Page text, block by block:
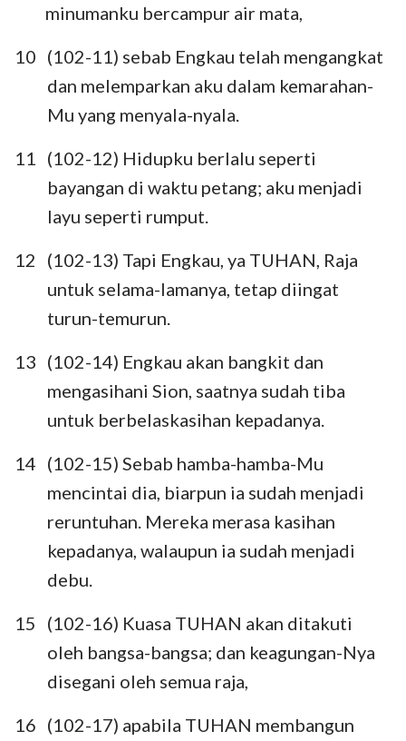
minumanku bercampur air mata,
10 (102-11) sebab Engkau telah mengangkat
dan melemparkan aku dalam kemarahan-
Mu yang menyala-nyala.
11
(102-12) Hidupku berlalu seperti
bayangan di waktu petang; aku menjadi
layu seperti rumput.
12
(102-13) Tapi Engkau, ya TUHAN, Raja
untuk selama-lamanya, tetap diingat
turun-temurun.
13 (102-14) Engkau akan bangkit dan
mengasihani Sion, saatnya sudah tiba
untuk berbelaskasihan kepadanya.
14 (102-15) Sebab hamba-hamba-Mu
mencintai dia, biarpun ia sudah menjadi
reruntuhan. Mereka merasa kasihan
kepadanya, walaupun ia sudah menjadi
debu.
15
(102-16) Kuasa TUHAN akan ditakuti
oleh bangsa-bangsa; dan keagungan-Nya
disegani oleh semua raja,
16 (102-17) apabila TUHAN membangun